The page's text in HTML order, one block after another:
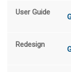
User Guide
Redesign